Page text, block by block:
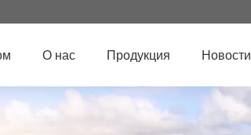
О нас Продукция Новости